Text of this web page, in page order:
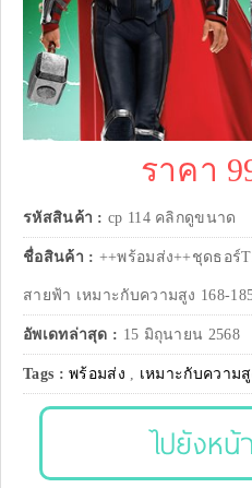
ราคา
รหัสสินค้า : cp 114 คลิกดูขนาด
ชื่อสินค้า : ++พร้อมส่ง++ชุดธอร์
สายฟ้า เหมาะกับความสูง 168-
อัพเดทล่าสุด : 15 มิถุนายน 2568
Tags :พร้อมส่ง , เหมาะกับความสู
ไปยังห